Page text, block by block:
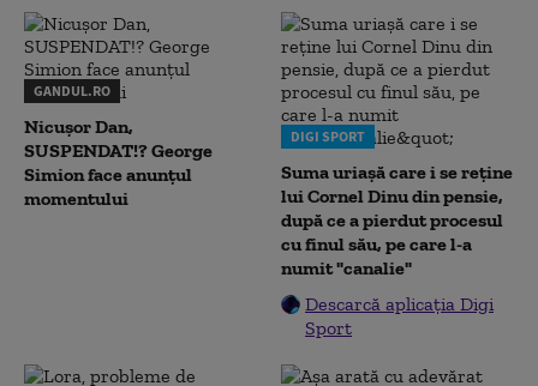
GANDUL.RO
Nicușor Dan,
SUSPENDAT!? George
Simion face anunțul
momentului
DIGI SPORT
Suma uriașă care i se reține
lui Cornel Dinu din pensie,
după ce a pierdut procesul
cu finul său, pe care l-a
numit "canalie"
Descarcă aplicația Digi
Sport